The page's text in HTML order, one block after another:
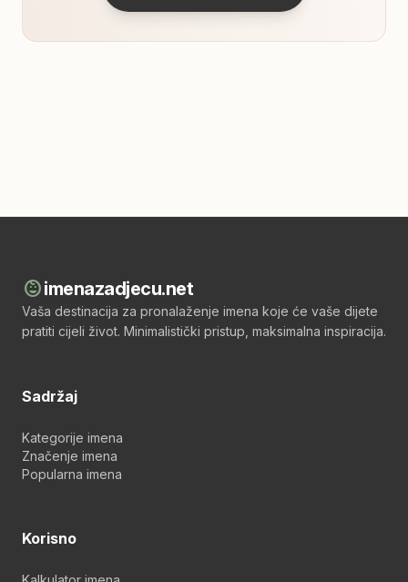
child_careimenazadjecu.net
Vaša destinacija za pronalaženje imena koje će vaše dijete
pratiti cijeli život. Minimalistički pristup, maksimalna inspiracija.
Sadržaj
Kategorije imena
Značenje imena
Popularna imena
Korisno